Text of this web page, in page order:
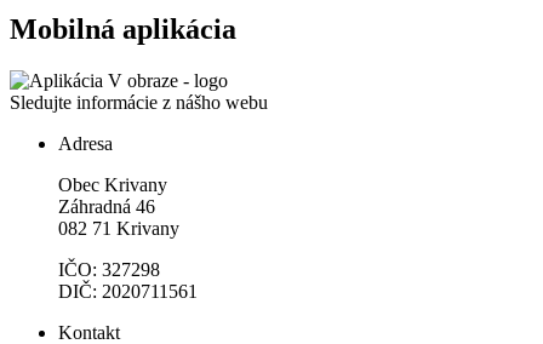
Mobilná aplikácia
Sledujte informácie z nášho webu
Adresa
Obec Krivany
Záhradná 46
082 71 Krivany
IČO: 327298
DIČ: 2020711561
Kontakt